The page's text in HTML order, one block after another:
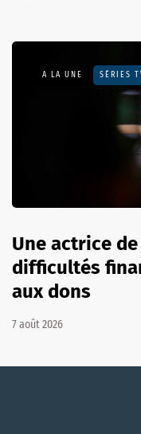
A LA UNE SÉRIES
Une actrice
difficultés
aux dons
7 août 2026